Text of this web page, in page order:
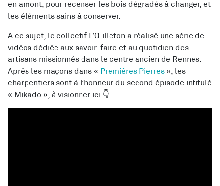
en amont, pour recenser les bois dégradés à changer, et
les éléments sains à conserver.
A ce sujet, le collectif L’Œilleton a réalisé une série de
vidéos dédiée aux savoir-faire et au quotidien des
artisans missionnés dans le centre ancien de Rennes.
Après les maçons dans « Premières Pierres », les
charpentiers sont à l’honneur du second épisode intitulé
« Mikado », à visionner ici 👇